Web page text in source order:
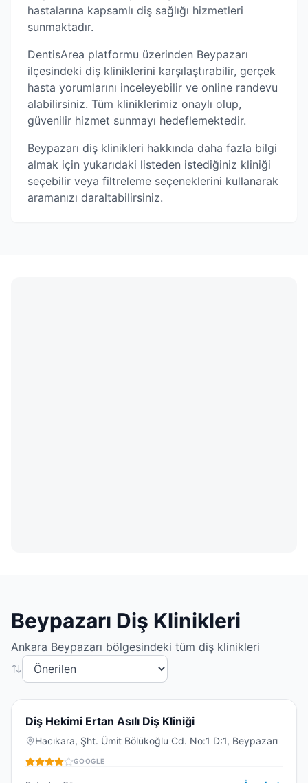
hastalarına kapsamlı diş sağlığı hizmetleri
sunmaktadır.
DentisArea platformu üzerinden Beypazarı
ilçesindeki diş kliniklerini karşılaştırabilir, gerçek
hasta yorumlarını inceleyebilir ve online randevu
alabilirsiniz. Tüm kliniklerimiz onaylı olup,
güvenilir hizmet sunmayı hedeflemektedir.
Beypazarı diş klinikleri hakkında daha fazla bilgi
almak için yukarıdaki listeden istediğiniz kliniği
seçebilir veya filtreleme seçeneklerini kullanarak
aramanızı daraltabilirsiniz.
Beypazarı Diş Klinikleri
Ankara Beypazarı bölgesindeki tüm diş klinikleri
D
DIŞ KLINIĞI
Diş Hekimi Ertan Asılı Diş Kliniği
Hacıkara, Şht. Ümit Bölükoğlu Cd. No:1 D:1, Beypazarı
GOOGLE